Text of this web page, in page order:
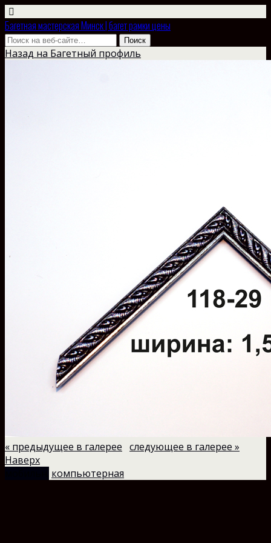
Багетная мастерская Минск | багет рамки цены
Назад на Багетный профиль
« предыдущее в галерее следующее в галерее »
Наверх
компьютерная